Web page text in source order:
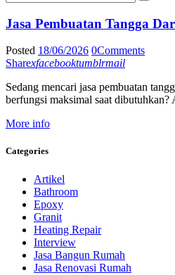
Jasa Pembuatan Tangga
Posted 18/06/2026 0Comments
Sharexfacebooktumblrmail
Sedang mencari jasa pembuatan
berfungsi maksimal saat
More info
Categories
Artikel
Bathroom
Epoxy
Granit
Heating Repair
Interview
Jasa Bangun Rumah
Jasa Renovasi Rumah